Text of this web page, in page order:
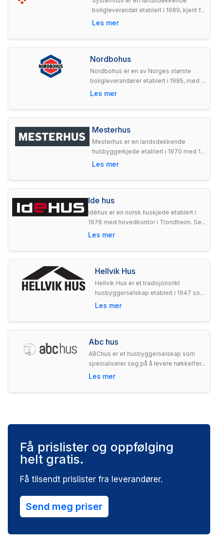
boligleverandør etablert i 1989, kjent f...
Les mer
Nordbohus
Nordbohus er en av Norges største
boligleverandører etablert i 1985, med ...
Les mer
Mesterhus
Mesterhus er en landsdekkende
husbyggerkjede etablert i 1970 med 1...
Les mer
Ide hus
Idéhus er en norsk huskjede etablert i
1976 med hovedkontor i Trondheim. Se...
Les mer
Hellvik Hus
Hellvik Hus er et tradisjonsrikt
husbyggerselskap etablert i 1947 so...
Les mer
Abc hus
ABChus er et husbyggerselskap som
spesialiserer seg på å levere nøkkelfer...
Les mer
Få prislister og oppfølging
helt gratis.
Få tilsendt prislister fra leverandører.
Send meg priser